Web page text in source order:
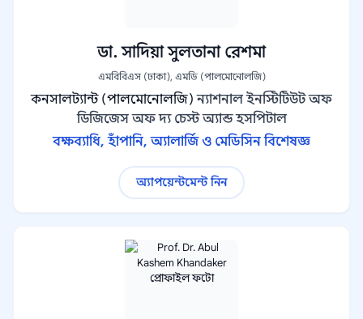
ডা. সাদিয়া সুলতানা রেশমা
এমবিবিএস (ঢাকা), এমডি (পালমোনোলজি)
কনসালট্যান্ট (পালমোনোলজি) ন্যাশনাল ইনস্টিটিউট অফ
ডিজিজেস অফ দ্য চেস্ট অ্যান্ড হসপিটাল
বক্ষব্যাধি, হাঁপানি, অ্যালার্জি ও মেডিসিন বিশেষজ্ঞ
অ্যাপয়েন্টমেন্ট নিন